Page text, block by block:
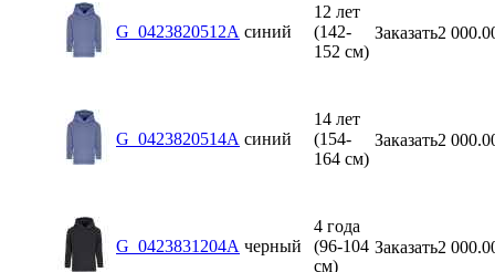
G_0423820512A синий
12 лет
(142-
152 см)
Заказать2
G_0423820514A синий
14 лет
(154-
164 см)
Заказать2
G_0423831204A черный
4 года
(96-104
см)
Заказать2